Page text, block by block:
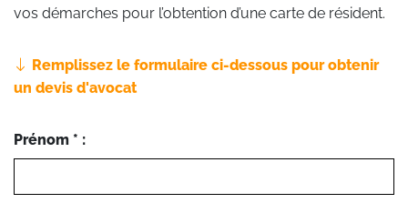
vos démarches pour l’obtention d’une carte de résident.
Remplissez le formulaire ci-dessous pour obtenir
un devis d'avocat
Prénom * :